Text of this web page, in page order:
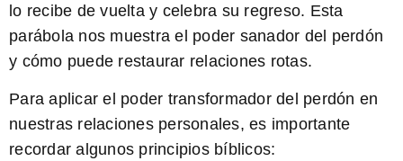
lo recibe de vuelta y celebra su regreso. Esta
parábola nos muestra el poder sanador del perdón
y cómo puede restaurar relaciones rotas.
Para aplicar el poder transformador del perdón en
nuestras relaciones personales, es importante
recordar algunos principios bíblicos: